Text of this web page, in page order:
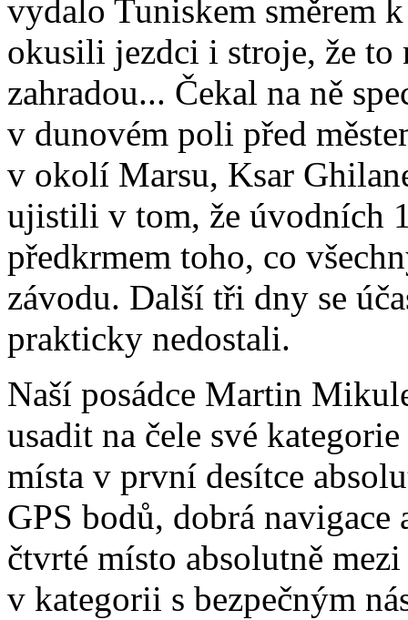
vydalo Tuniskem směrem
okusili jezdci i stroje, že to
zahradou... Čekal na ně
v dunovém poli před
v okolí Marsu, Ksar
ujistili v tom, že úvodních
předkrmem toho, co
závodu. Další tři dny se
prakticky nedostali.
Naší posádce Martin
usadit na čele své
místa v první desítce
GPS bodů, dobrá navigace
čtvrté místo absolutně
v kategorii s bezpečným